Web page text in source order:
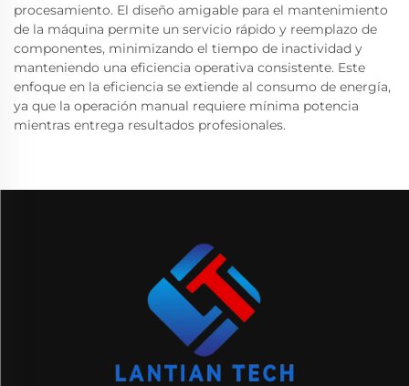
procesamiento. El diseño amigable para el mantenimiento
de la máquina permite un servicio rápido y reemplazo de
componentes, minimizando el tiempo de inactividad y
manteniendo una eficiencia operativa consistente. Este
enfoque en la eficiencia se extiende al consumo de energía,
ya que la operación manual requiere mínima potencia
mientras entrega resultados profesionales.